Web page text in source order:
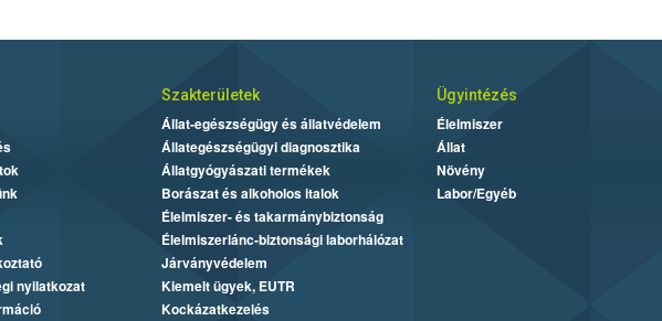
nyilatkozat
Szakterületek
Állat-egészségügy és állatvédelem
Állategészségügyi diagnosztika
Állatgyógyászati termékek
Borászat és alkoholos italok
Élelmiszer- és takarmánybiztonság
Élelmiszerlánc-biztonsági laborhálózat
Járványvédelem
Kiemelt ügyek, EUTR
Kockázatkezelés
Ügyintézés
Élelmiszer
Állat
Növény
Labor/Egyéb